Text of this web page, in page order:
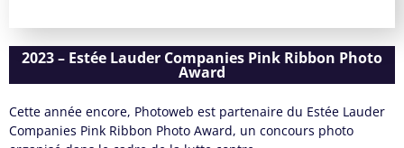
2023 – Estée Lauder Companies Pink Ribbon Photo
Award
Cette année encore, Photoweb est partenaire du Estée Lauder
Companies Pink Ribbon Photo Award, un concours photo